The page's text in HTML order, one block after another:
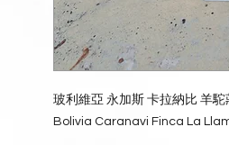
玻利維亞 永加斯 卡拉納比 羊
Bolivia Caranavi Finca La